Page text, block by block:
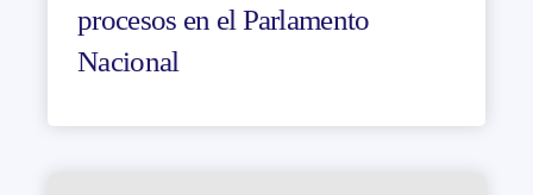
procesos en el Parlamento
Nacional